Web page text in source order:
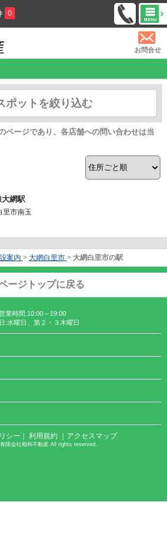
0
お問合せ
ポットを絞り込む
ページであり、各店舗への問い合わせは当
網駅
里市南玉
案内 > 大網白里市 > 大網白里市の駅
ージトップに戻る
業時間:10:00～19:00
:水曜日、第２・３木曜日
シー ｜ 利用規約 ｜アクセスマップ
限会社相和不動産 All rights reserved.